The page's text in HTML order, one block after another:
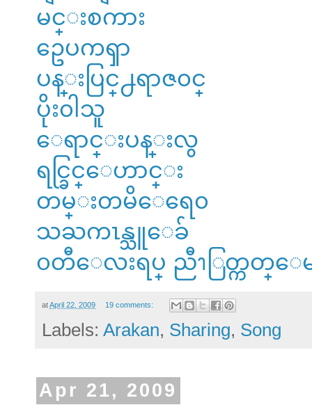
မင္းစကား
ဥေပကၡာ
ပန္းပြင္႕ရာဇ၀င္
ပိုး၀ါသူ
ေရာင္းပန္းလွ
ရင္ခြင္ေဟာင္း
တမ္းတမိေရေ၀
သႀကၤန္သူေခ်
၀တီေလးရပ္ ညီၫြတ္ကတ္ေ
atApril 22, 2009 19 comments:
Labels: Arakan, Sharing, Song
Apr 21, 2009